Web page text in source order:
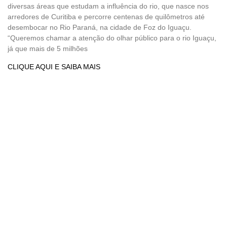
diversas áreas que estudam a influência do rio, que nasce nos
arredores de Curitiba e percorre centenas de quilômetros até
desembocar no Rio Paraná, na cidade de Foz do Iguaçu.
“Queremos chamar a atenção do olhar público para o rio Iguaçu,
já que mais de 5 milhões
CLIQUE AQUI E SAIBA MAIS